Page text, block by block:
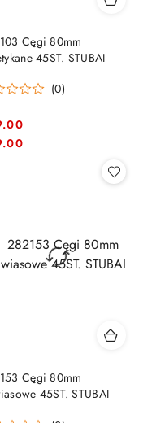
Cęgi 80mm
45ST. STUBAI
(0)
Cęgi 80mm
45ST. STUBAI